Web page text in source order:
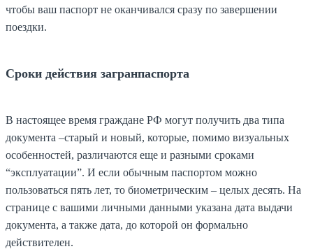
чтобы ваш паспорт не оканчивался сразу по завершении
поездки.
Сроки действия загранпаспорта
В настоящее время граждане РФ могут получить два типа
документа –старый и новый, которые, помимо визуальных
особенностей, различаются еще и разными сроками
“эксплуатации”. И если обычным паспортом можно
пользоваться пять лет, то биометрическим – целых десять. На
странице с вашими личными данными указана дата выдачи
документа, а также дата, до которой он формально
действителен.